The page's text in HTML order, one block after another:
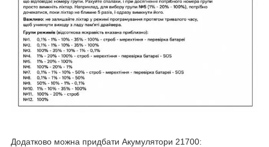
Додатково можна придбати Акумулятори 21700: